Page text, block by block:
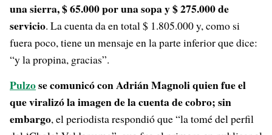
una sierra, $ 65.000 por una sopa y $ 275.000 de
servicio. La cuenta da en total $ 1.805.000 y, como si
fuera poco, tiene un mensaje en la parte inferior que dice:
“y la propina, gracias”.
Pulzose comunicó con Adrián Magnoli quien fue el
que viralizó la imagen de la cuenta de cobro; sin
embargo, el periodista respondió que “la tomé del perfil